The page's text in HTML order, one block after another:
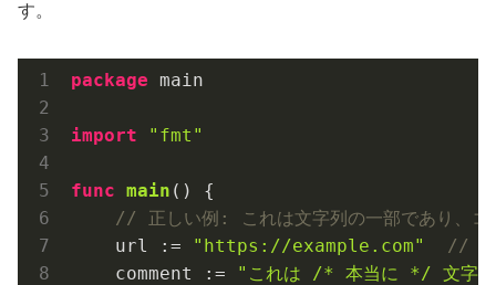
す。
package main
import "fmt"
func main ()
{
// 正しい例: これは文字列の一部であり、コ
    url :=
"https://example.com"
// "//
    comment :=
"これは /* 本当に */ 文字